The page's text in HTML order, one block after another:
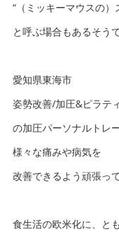
“（ミッキーマウスの
と呼ぶ場合もあるそうで
愛知県東海市
姿勢改善/加圧&ピラテ
の加圧パーソナルトレ
様々な痛みや病気を
改善できるよう頑張っ
食生活の欧米化に、と